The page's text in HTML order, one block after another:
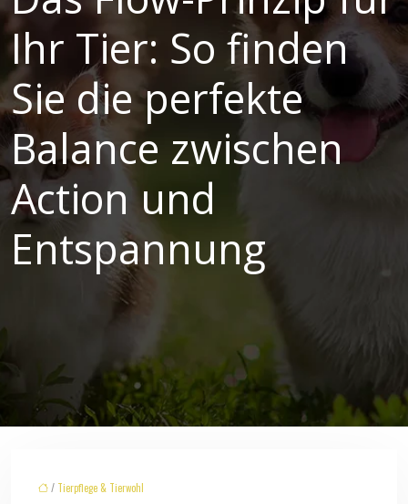
Ihr Tier: So finden
Sie die perfekte
Balance zwischen
Action und
Entspannung
/ Tierpflege & Tierwohl